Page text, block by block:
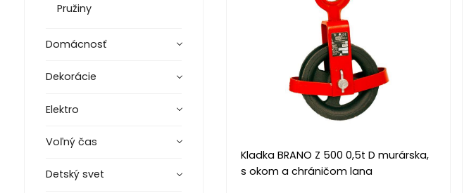
Pružiny
Domácnosť
Dekorácie
Elektro
Voľný čas
Detský svet
Kladka BRANO Z 500 0,5t D murárska,
s okom a chráničom lana